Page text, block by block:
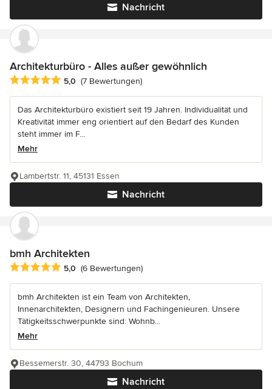
Nachricht
Architekturbüro - Alles außer gewöhnlich
Durchschnittliche Bewertung: 5 von 5 Sternen
5,0 (7 Bewertungen)
Das Architekturbüro existiert seit 19 Jahren. Individualität und
Kreativität immer eng orientiert auf den Bedarf des Kunden
steht immer im F...
Mehr
Nachricht
Lambertstr. 11, 45131 Essen
bmh Architekten
Durchschnittliche Bewertung: 5 von 5 Sternen
5,0 (6 Bewertungen)
bmh Architekten ist ein Team von Architekten,
Innenarchitekten, Designern und Fachingenieuren. Unsere
Tätigkeitsschwerpunkte sind: Wohnb...
Mehr
Nachricht
Bessemerstr. 30, 44793 Bochum